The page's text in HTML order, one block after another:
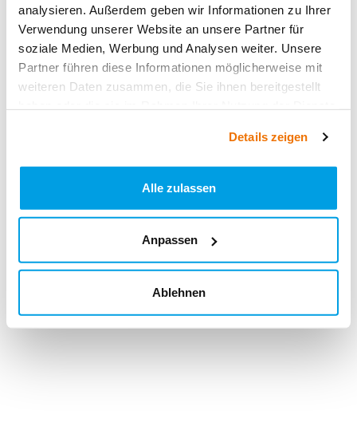
analysieren. Außerdem geben wir Informationen zu Ihrer
Verwendung unserer Website an unsere Partner für
soziale Medien, Werbung und Analysen weiter. Unsere
Partner führen diese Informationen möglicherweise mit
weiteren Daten zusammen, die Sie ihnen bereitgestellt
Details zeigen
Alle zulassen
Anpassen
Ablehnen